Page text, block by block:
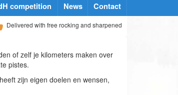
competition News Contact
Delivered with free rocking and sharpened
of zelf je kilometers maken over
pistes.
zijn eigen doelen en wensen,